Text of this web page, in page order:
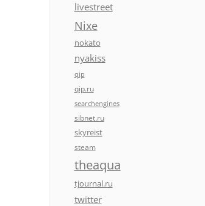
livestreet
Nixe
nokato
nyakiss
qip
qip.ru
searchengines
sibnet.ru
skyreist
steam
theaqua
tjournal.ru
twitter